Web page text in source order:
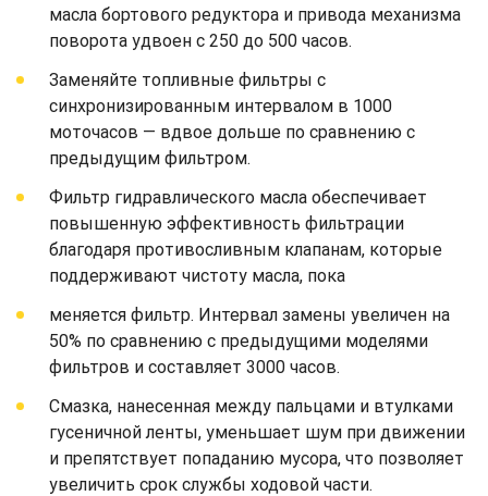
масла бортового редуктора и привода механизма
поворота удвоен с 250 до 500 часов.
Заменяйте топливные фильтры с
синхронизированным интервалом в 1000
моточасов — вдвое дольше по сравнению с
предыдущим фильтром.
Фильтр гидравлического масла обеспечивает
повышенную эффективность фильтрации
благодаря противосливным клапанам, которые
поддерживают чистоту масла, пока
меняется фильтр. Интервал замены увеличен на
50% по сравнению с предыдущими моделями
фильтров и составляет 3000 часов.
Смазка, нанесенная между пальцами и втулками
гусеничной ленты, уменьшает шум при движении
и препятствует попаданию мусора, что позволяет
увеличить срок службы ходовой части.